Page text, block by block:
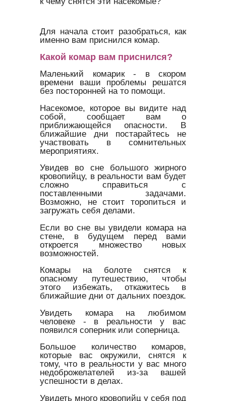
Для начала стоит разобраться, как
именно вам приснился комар.
Какой комар вам приснился?
Маленький комарик - в скором
времени ваши проблемы решатся
без посторонней на то помощи.
Насекомое, которое вы видите над
собой, сообщает вам о
приближающейся опасности. В
ближайшие дни постарайтесь не
участвовать в сомнительных
мероприятиях.
Увидев во сне большого жирного
кровопийцу, в реальности вам будет
сложно справиться с
поставленными задачами.
Возможно, не стоит торопиться и
загружать себя делами.
Если во сне вы увидели комара на
стене, в будущем перед вами
откроется множество новых
возможностей.
Комары на болоте снятся к
опасному путешествию, чтобы
этого избежать, откажитесь в
ближайшие дни от дальних поездок.
Увидеть комара на любимом
человеке - в реальности у вас
появился соперник или соперница.
Большое количество комаров,
которые вас окружили, снятся к
тому, что в реальности у вас много
недоброжелателей из-за вашей
успешности в делах.
Увидеть много кровопийц у себя под